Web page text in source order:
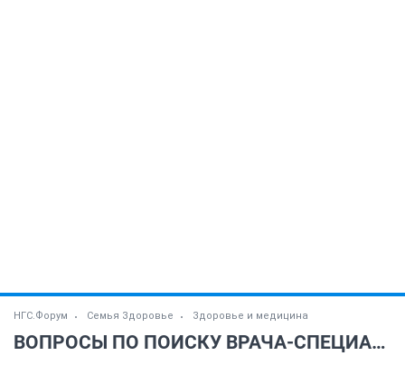
НГС.Форум Семья Здоровье Здоровье и медицина
ВОПРОСЫ ПО ПОИСКУ ВРАЧА-СПЕЦИАЛИСТА (часть 4)